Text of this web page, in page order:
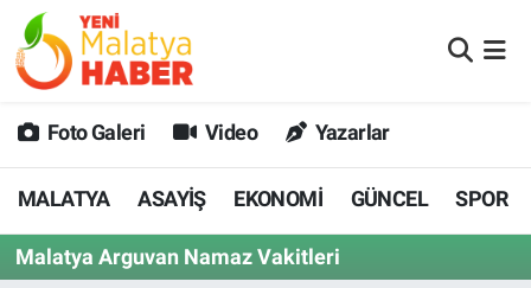
Foto Galeri Video Yazarlar
MALATYA ASAYİŞ EKONOMİ GÜNCEL SPOR
Malatya Arguvan Namaz Vakitleri
MALATYA
GÜNCEL
SPOR
Malatya Nöbetçi Eczaneler
MALATYA Namaz Vakitleri
Malatya Trafik Yoğunluk Haritası